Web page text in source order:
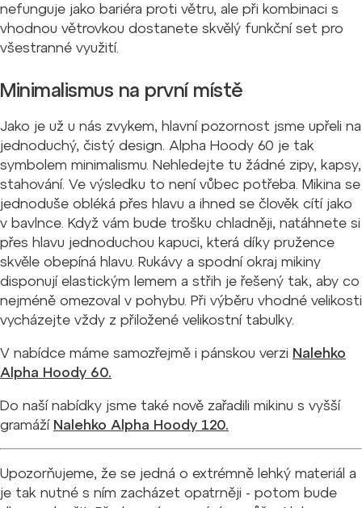
nefunguje jako bariéra proti větru, ale při kombinaci s
vhodnou větrovkou dostanete skvělý funkční set pro
všestranné využití.
Minimalismus na první místě
Jako je už u nás zvykem, hlavní pozornost jsme upřeli na
jednoduchý, čistý design. Alpha Hoody 60 je tak
symbolem minimalismu. Nehledejte tu žádné zipy, kapsy,
stahování. Ve výsledku to není vůbec potřeba. Mikina se
jednoduše obléká přes hlavu a ihned se člověk cítí jako
v bavlnce. Když vám bude trošku chladněji, natáhnete si
přes hlavu jednoduchou kapuci, která díky pružence
skvěle obepíná hlavu. Rukávy a spodní okraj mikiny
disponují elastickým lemem a střih je řešený tak, aby co
nejméně omezoval v pohybu. Při výběru vhodné velikosti
vycházejte vždy z přiložené velikostní tabulky.
V nabídce máme samozřejmě i pánskou verzi Nalehko
Alpha Hoody 60.
Do naší nabídky jsme také nově zařadili mikinu s vyšší
gramáží Nalehko Alpha Hoody 120.
Upozorňujeme, že se jedná o extrémně lehký materiál a
je tak nutné s ním zacházet opatrněji - potom bude